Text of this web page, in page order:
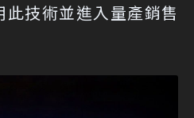
技術並進入量產銷售